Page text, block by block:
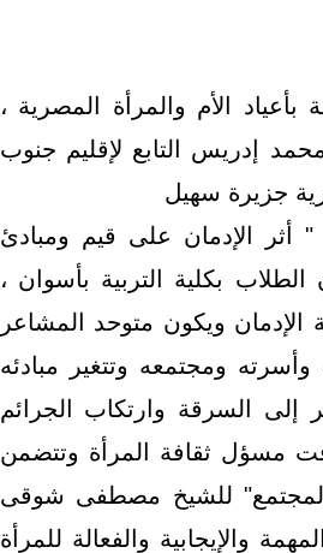
بأعياد الأم والمرأة المصرية ،
إدريس التابع لإقليم جنوب
جزيرة سهيل
أثر الإدمان على قيم ومبادئ
بكلية التربية بأسوان ،
الإدمان ويكون متوحد المشاعر
ومجتمعه وتتغير مبادئه
إلى السرقة وارتكاب الجرائم
مسؤل ثقافة المرأة وتتضمن
المجتمع" للشيخ مصطفى شوقى
والإيجابية والفعالة للمرأة